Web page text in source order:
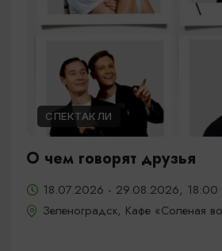
СПЕКТАКЛИ
О чем говорят друзья
18.07.2026 - 29.08.2026, 18:00
Зеленоградск, Кафе «Соленая